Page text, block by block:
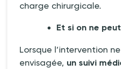
charge chirurgicale.
Et si on ne
Lorsque l’intervention
envisagée, un suivi